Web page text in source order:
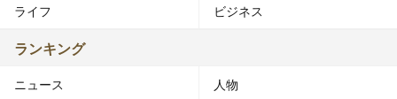
ライフ ビジネス
ランキング
ニュース 人物